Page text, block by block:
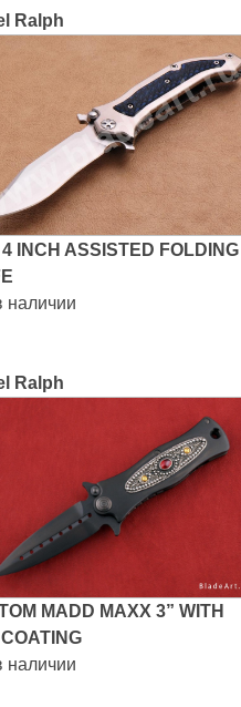
Ralph
INCH ASSISTED FOLDING
наличии
Ralph
MADD MAXX 3” WITH
наличии